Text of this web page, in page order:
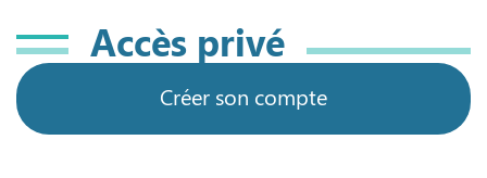
Accès privé
Créer son compte